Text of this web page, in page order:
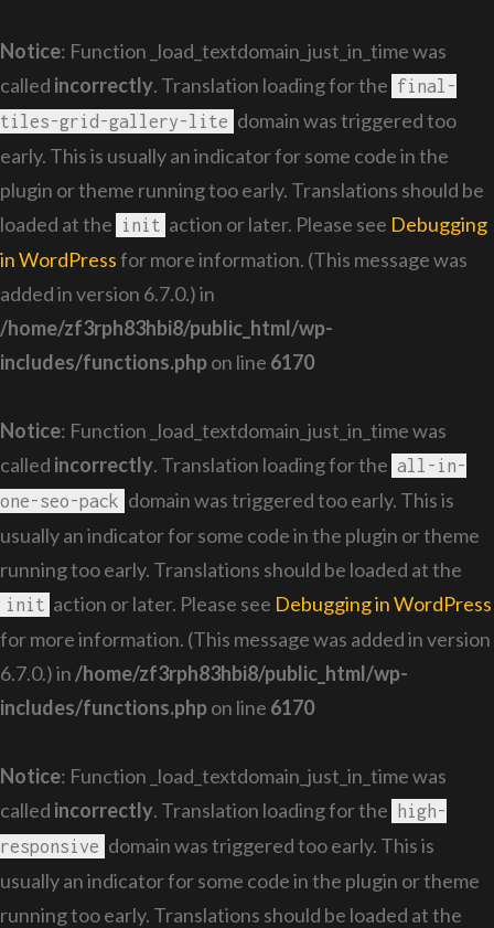
Notice: Function _load_textdomain_just_in_time was
called incorrectly. Translation loading for the final-
tiles-grid-gallery-lite domain was triggered too
early. This is usually an indicator for some code in the
plugin or theme running too early. Translations should be
loaded at the
init action or later. Please see Debugging
in WordPressfor more information. (This message was
added in version 6.7.0.) in
/home/zf3rph83hbi8/public_html/wp-
includes/functions.phpon line 6170
Notice: Function _load_textdomain_just_in_time was
called incorrectly. Translation loading for the all-in-
one-seo-pack domain was triggered too early. This is
usually an indicator for some code in the plugin or theme
running too early. Translations should be loaded at the
init action or later. Please see Debugging in WordPress
for more information. (This message was added in version
6.7.0.) in /home/zf3rph83hbi8/public_html/wp-
includes/functions.phpon line 6170
Notice: Function _load_textdomain_just_in_time was
called incorrectly. Translation loading for the
high-
responsive domain was triggered too early. This is
usually an indicator for some code in the plugin or theme
running too early. Translations should be loaded at the